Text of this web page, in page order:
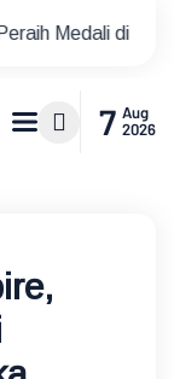
Porprov
7 Aug
2026